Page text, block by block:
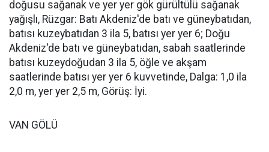
doğusu sağanak ve yer yer gök gürültülü sağanak
yağışlı, Rüzgar: Batı Akdeniz'de batı ve güneybatıdan,
batısı kuzeybatıdan 3 ila 5, batısı yer yer 6; Doğu
Akdeniz'de batı ve güneybatıdan, sabah saatlerinde
batısı kuzeydoğudan 3 ila 5, öğle ve akşam
saatlerinde batısı yer yer 6 kuvvetinde, Dalga: 1,0 ila
2,0 m, yer yer 2,5 m, Görüş: İyi.
VAN GÖLÜ